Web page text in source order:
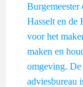
Burgemeester
Hasselt en
voor het
maken en
omgeving.
adviesbureau